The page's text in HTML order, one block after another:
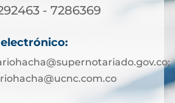
- 7286369